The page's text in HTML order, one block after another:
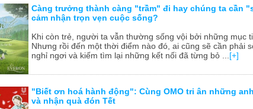
Càng trưởng thành càng "trầm" đi hay chúng ta cần
cảm nhận trọn vẹn cuộc sống?
Khi còn trẻ, người ta vẫn thường sống vội bởi những mục
Nhưng rồi đến một thời điểm nào đó, ai cũng sẽ cần phải
nghỉ ngơi và kiếm tìm lại những kết nối đã từng bỏ ... [+]
"Biết ơn hoá hành động": Cùng OMO tri ân những
và nhận quà đón Tết